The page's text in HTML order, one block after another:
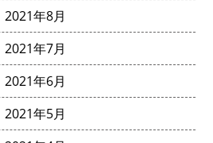
2021年8月
2021年7月
2021年6月
2021年5月